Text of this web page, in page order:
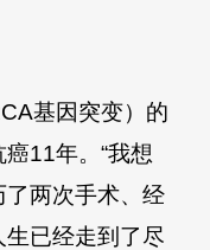
基因突变）的
11年。“我想
两次手术、经
已经走到了尽